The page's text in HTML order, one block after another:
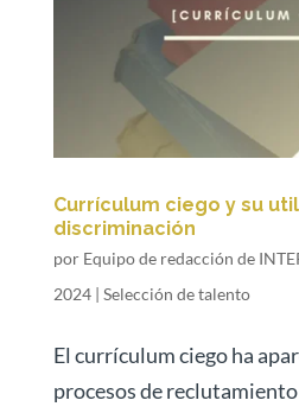
Currículum ciego y su
discriminación
por Equipo de redacción de
2024| Selección de talento
El currículum ciego ha
procesos de